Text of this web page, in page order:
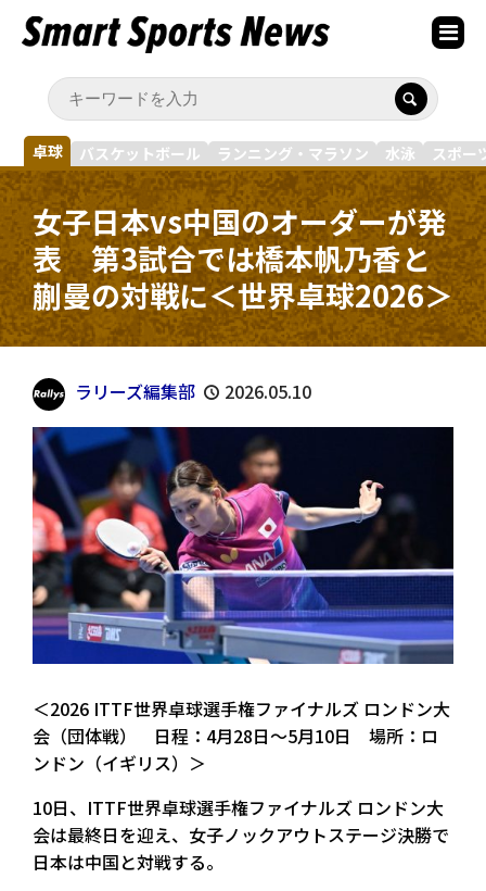
卓球 バスケットボール ランニング・マラソン 水泳 スポー
女子日本vs中国のオーダーが発
表 第3試合では橋本帆乃香と
蒯曼の対戦に＜世界卓球2026＞
ラリーズ編集部 2026.05.10
＜2026 ITTF世界卓球選手権ファイナルズ ロンドン大
会（団体戦） 日程：4月28日～5月10日 場所：ロ
ンドン（イギリス）＞
10日、ITTF世界卓球選手権ファイナルズ ロンドン大
会は最終日を迎え、女子ノックアウトステージ決勝で
日本は中国と対戦する。